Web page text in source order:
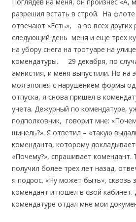
разрешил встать в строй. На флоте
отвечают «Есть», а во всех других
следующий день меня и еще трех
на убору снега на тротуаре на
комендатуры. 29 декабря, по
амнистия, и меня выпустили. Но на
моя эпопея с нарушением формы
отпуска, я снова пришел в
учета. Дежурный по комендатуре,
подполковник, говорит мне:
шинель?». Я ответил – «такую
коменданта, которому
«Почему?», спрашивает комендант.
получил более трех лет назад,
я подрос. «Ну может быть», сквозь
комендант и пошел в свой
комендатуре отдал мне мои